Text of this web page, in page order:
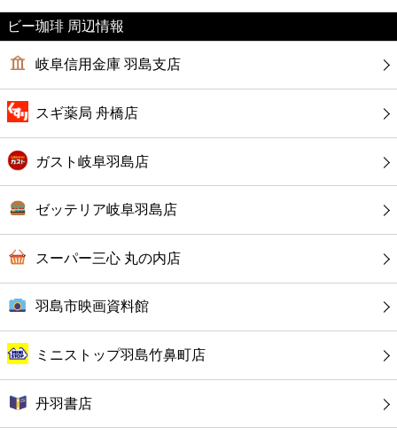
ショッピング
公共
病院
ビー珈琲 周辺情報
岐阜信用金庫 羽島支店
スギ薬局 舟橋店
ガスト岐阜羽島店
ゼッテリア岐阜羽島店
スーパー三心 丸の内店
羽島市映画資料館
ミニストップ羽島竹鼻町店
丹羽書店